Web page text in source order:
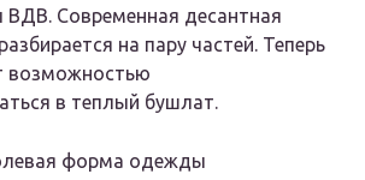
Современная десантная
на пару частей. Теперь
возможностью
в теплый бушлат.
форма одежды